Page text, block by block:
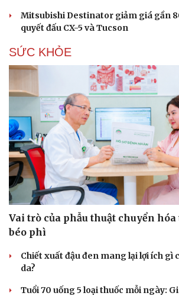
Mitsubishi Destinator giảm giá gần
quyết đấu CX-5 và Tucson
SỨC KHỎE
Vai trò của phẫu thuật chuyển
béo phì
Chiết xuất đậu đen mang lại lợi ích gì
da?
Tuổi 70 uống 5 loại thuốc mỗi ngày: